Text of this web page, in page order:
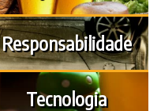
Responsabilidade
Tecnologia